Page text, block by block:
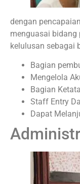
dengan
menguasai
kelulusan sebagai
Bagian
Mengelola
Bagian
Staff Entry
Dapat